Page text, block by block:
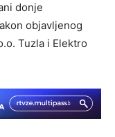
donje
objavljenog
Tuzla i Elektro